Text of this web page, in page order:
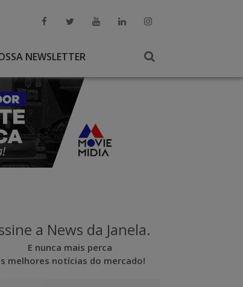
NEWSLETTER
a News da Janela.
E nunca mais perca
melhores notícias do mercado!